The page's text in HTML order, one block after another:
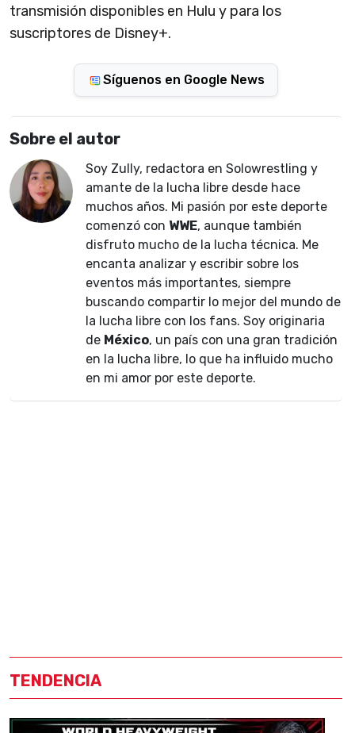
transmisión disponibles en Hulu y para los
suscriptores de Disney+.
Síguenos en Google News
Sobre el autor
Soy Zully, redactora en Solowrestling y
amante de la lucha libre desde hace
muchos años. Mi pasión por este deporte
comenzó con WWE, aunque también
disfruto mucho de la lucha técnica. Me
encanta analizar y escribir sobre los
eventos más importantes, siempre
buscando compartir lo mejor del mundo de
la lucha libre con los fans. Soy originaria
de México, un país con una gran tradición
en la lucha libre, lo que ha influido mucho
en mi amor por este deporte.
TENDENCIA